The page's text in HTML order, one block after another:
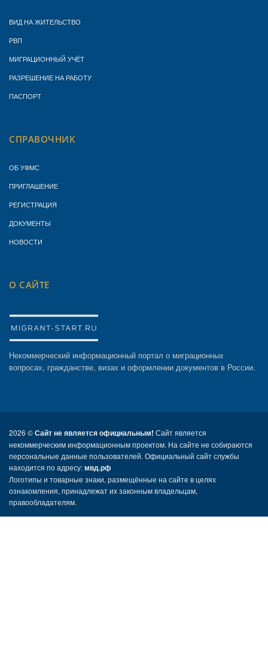
ВИД НА ЖИТЕЛЬСТВО
РВП
МИГРАЦИОННЫЙ УЧЁТ
РАЗРЕШЕНИЕ НА РАБОТУ
ПАСПОРТ
СПРАВОЧНИК
ОБ УФМС
ПРИГЛАШЕНИЕ
РЕГИСТРАЦИЯ
ДОКУМЕНТЫ
НОВОСТИ
О САЙТЕ
Некоммерческий информационный портал о миграционных
вопросах, гражданстве, визах и оформлении документов в России.
2026 ©Сайт не является официальным! Сайт является
некоммерческим информационным проектом. На сайте не собираются
персональные данные пользователей. Официальный сайт службы
находится по адресу:мвд.рф
Логотипы и товарные знаки, размещённые на сайте в целях
ознакомления, принадлежат их законным владельцам,
правообладателям.